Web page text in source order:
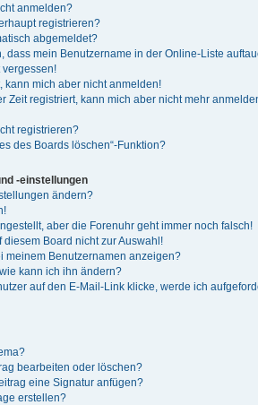
anmelden?
registrieren?
abgemeldet?
dass mein Benutzername in der Online-Liste
vergessen!
kann mich aber nicht anmelden!
Zeit registriert, kann mich aber nicht mehr
registrieren?
des Boards löschen“-Funktion?
-einstellungen
ändern?
aber die Forenuhr geht immer noch falsch!
diesem Board nicht zur Auswahl!
meinem Benutzernamen anzeigen?
kann ich ihn ändern?
auf den E-Mail-Link klicke, werde ich
bearbeiten oder löschen?
eine Signatur anfügen?
erstellen?